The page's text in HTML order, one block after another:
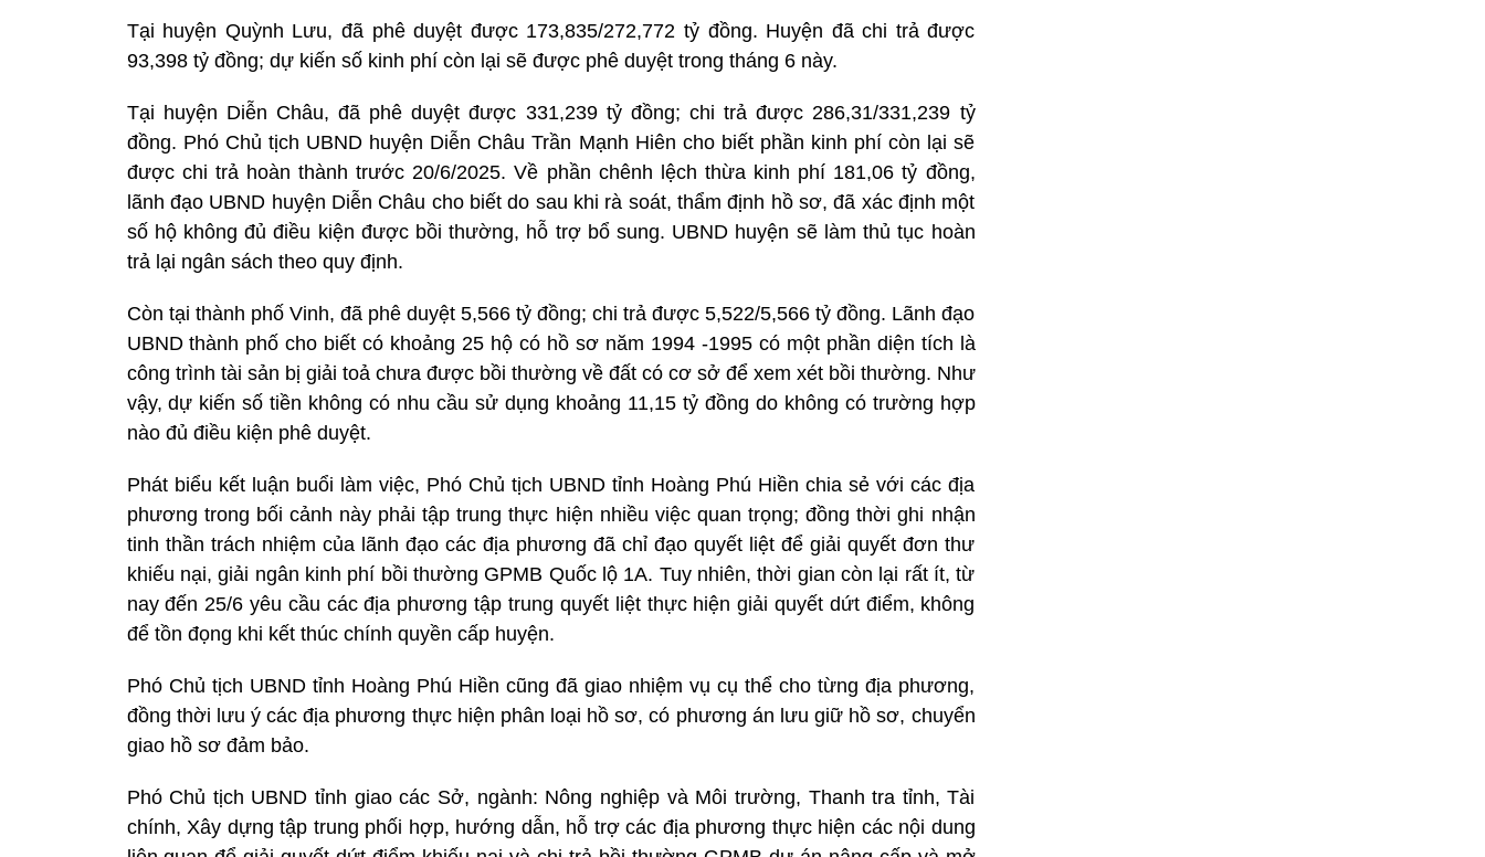
Tại huyện Quỳnh Lưu, đã phê duyệt được 173,835/272,772 tỷ đồng. Huyện đã chi trả được
93,398 tỷ đồng; dự kiến số kinh phí còn lại sẽ được phê duyệt trong tháng 6 này.
Tại huyện Diễn Châu, đã phê duyệt được 331,239 tỷ đồng; chi trả được 286,31/331,239 tỷ
đồng. Phó Chủ tịch UBND huyện Diễn Châu Trần Mạnh Hiên cho biết phần kinh phí còn lại sẽ
được chi trả hoàn thành trước 20/6/2025. Về phần chênh lệch thừa kinh phí 181,06 tỷ đồng,
lãnh đạo UBND huyện Diễn Châu cho biết do sau khi rà soát, thẩm định hồ sơ, đã xác định một
số hộ không đủ điều kiện được bồi thường, hỗ trợ bổ sung. UBND huyện sẽ làm thủ tục hoàn
trả lại ngân sách theo quy định.
Còn tại thành phố Vinh, đã phê duyệt 5,566 tỷ đồng; chi trả được 5,522/5,566 tỷ đồng. Lãnh đạo
UBND thành phố cho biết có khoảng 25 hộ có hồ sơ năm 1994 -1995 có một phần diện tích là
công trình tài sản bị giải toả chưa được bồi thường về đất có cơ sở để xem xét bồi thường. Như
vậy, dự kiến số tiền không có nhu cầu sử dụng khoảng 11,15 tỷ đồng do không có trường hợp
nào đủ điều kiện phê duyệt.
Phát biểu kết luận buổi làm việc, Phó Chủ tịch UBND tỉnh Hoàng Phú Hiền chia sẻ với các địa
phương trong bối cảnh này phải tập trung thực hiện nhiều việc quan trọng; đồng thời ghi nhận
tinh thần trách nhiệm của lãnh đạo các địa phương đã chỉ đạo quyết liệt để giải quyết đơn thư
khiếu nại, giải ngân kinh phí bồi thường GPMB Quốc lộ 1A. Tuy nhiên, thời gian còn lại rất ít, từ
nay đến 25/6 yêu cầu các địa phương tập trung quyết liệt thực hiện giải quyết dứt điểm, không
để tồn đọng khi kết thúc chính quyền cấp huyện.
Phó Chủ tịch UBND tỉnh Hoàng Phú Hiền cũng đã giao nhiệm vụ cụ thể cho từng địa phương,
đồng thời lưu ý các địa phương thực hiện phân loại hồ sơ, có phương án lưu giữ hồ sơ, chuyển
giao hồ sơ đảm bảo.
Phó Chủ tịch UBND tỉnh giao các Sở, ngành: Nông nghiệp và Môi trường, Thanh tra tỉnh, Tài
chính, Xây dựng tập trung phối hợp, hướng dẫn, hỗ trợ các địa phương thực hiện các nội dung